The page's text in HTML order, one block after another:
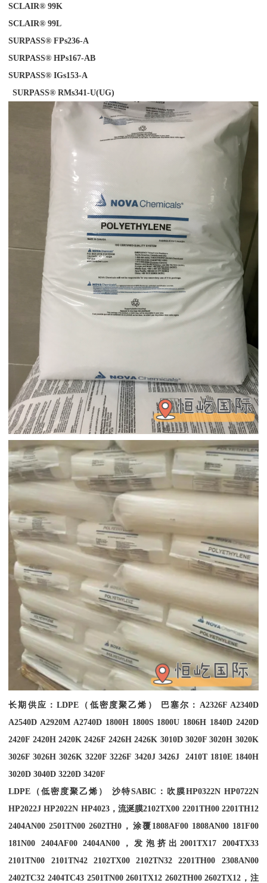
SCLAIR® 99K
SCLAIR® 99L
SURPASS® FPs236-A
SURPASS® HPs167-AB
SURPASS® IGs153-A
SURPASS® RMs341-U(UG)
长期供应：LDPE （低密度聚乙烯） 巴塞尔： A2326F A2340D
A2540D A2920M A2740D 1800H 1800S 1800U 1806H 1840D 2420D
2420F 2420H 2420K 2426F 2426H 2426K 3010D 3020F 3020H 3020K
3026F 3026H 3026K 3220F 3226F 3420J 3426J 2410T 1810E 1840H
3020D 3040D 3220D 3420F
LDPE （低密度聚乙烯） 沙特SABIC ：吹膜HP0322N HP0722N
HP2022J HP2022N HP4023，流涎膜2102TX00 2201TH00 2201TH12
2404AN00 2501TN00 2602TH0 ，涂覆 1808AF00 1808AN00 181F00
181N00 2404AF00 2404AN00，发泡挤出2001TX17 2004TX33
2101TN00 2101TN42 2102TX00 2102TN32 2201TH00 2308AN00
2402TC32 2404TC43 2501TN00 2601TX12 2602TH00 2602TX12 ，注